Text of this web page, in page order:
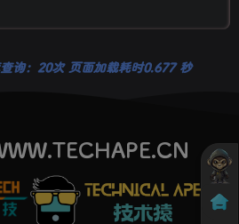
询：20次 页面加载耗时0.677 秒